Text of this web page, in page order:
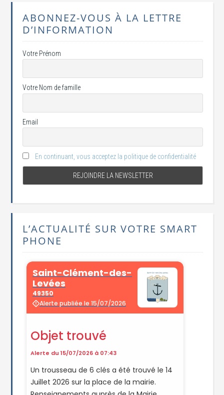
ABONNEZ-VOUS À LA LETTRE
D’INFORMATION
Votre Prénom
Votre Nom de famille
Email
En continuant, vous acceptez la politique de confidentialité
L’ACTUALITÉ SUR VOTRE SMART
PHONE